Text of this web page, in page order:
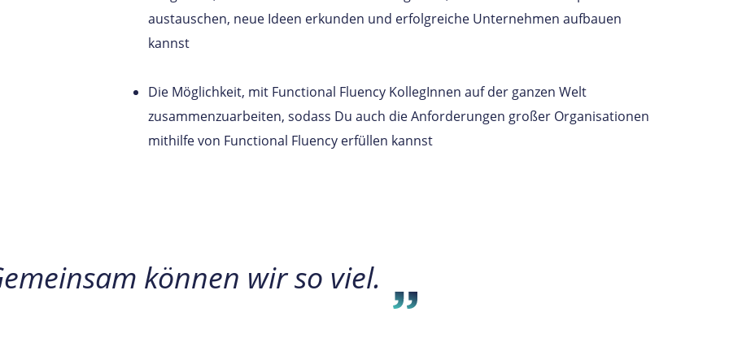
austauschen, neue Ideen erkunden und erfolgreiche Unternehmen aufbauen
kannst
Die Möglichkeit, mit Functional Fluency KollegInnen auf der ganzen Welt
zusammenzuarbeiten, sodass Du auch die Anforderungen großer Organisationen
mithilfe von Functional Fluency erfüllen kannst
können wir so viel.